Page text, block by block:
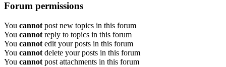
Forum permissions
You cannot post new topics in this forum
You cannot reply to topics in this forum
You cannot edit your posts in this forum
You cannot delete your posts in this forum
You cannot post attachments in this forum